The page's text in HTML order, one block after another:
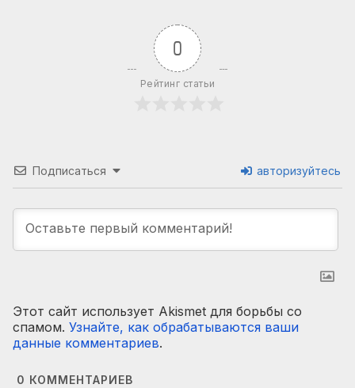
0
Рейтинг статьи
Подписаться авторизуйтесь
Этот сайт использует Akismet для борьбы со
спамом. Узнайте, как обрабатываются ваши
данные комментариев.
0 КОММЕНТАРИЕВ